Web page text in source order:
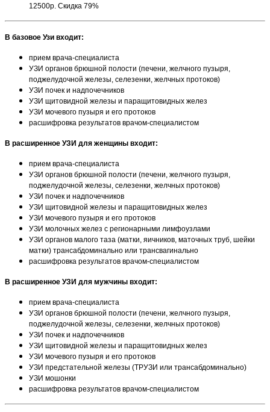
12500р. Скидка 79%
В базовое Узи входит:
прием врача-специалиста
УЗИ органов брюшной полости (печени, желчного пузыря,
поджелудочной железы, селезенки, желчных протоков)
УЗИ почек и надпочечников
УЗИ щитовидной железы и паращитовидных желез
УЗИ мочевого пузыря и его протоков
расшифровка результатов врачом-специалистом
В расширенное УЗИ для женщины входит:
прием врача-специалиста
УЗИ органов брюшной полости (печени, желчного пузыря,
поджелудочной железы, селезенки, желчных протоков)
УЗИ почек и надпочечников
УЗИ щитовидной железы и паращитовидных желез
УЗИ мочевого пузыря и его протоков
УЗИ молочных желез с регионарными лимфоузлами
УЗИ органов малого таза (матки, яичников, маточных труб, шейки
матки) трансабдоминально или трансвагинально
расшифровка результатов врачом-специалистом
В расширенное УЗИ для мужчины входит:
прием врача-специалиста
УЗИ органов брюшной полости (печени, желчного пузыря,
поджелудочной железы, селезенки, желчных протоков)
УЗИ почек и надпочечников
УЗИ щитовидной железы и паращитовидных желез
УЗИ мочевого пузыря и его протоков
УЗИ предстательной железы (ТРУЗИ или трансабдоминально)
УЗИ мошонки
расшифровка результатов врачом-специалистом